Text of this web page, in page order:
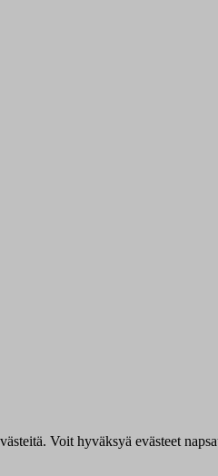
Voit hyväksyä evästeet